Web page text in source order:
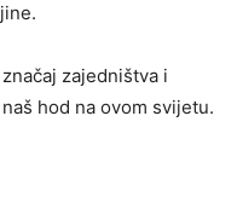
zajedništva i
hod na ovom svijetu.